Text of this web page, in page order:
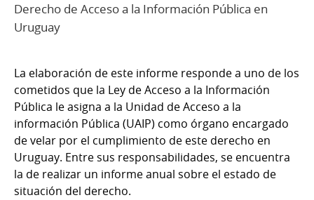
Derecho de Acceso a la Información Pública en
Uruguay
La elaboración de este informe responde a uno de los
cometidos que la Ley de Acceso a la Información
Pública le asigna a la Unidad de Acceso a la
información Pública (UAIP) como órgano encargado
de velar por el cumplimiento de este derecho en
Uruguay. Entre sus responsabilidades, se encuentra
la de realizar un informe anual sobre el estado de
situación del derecho.